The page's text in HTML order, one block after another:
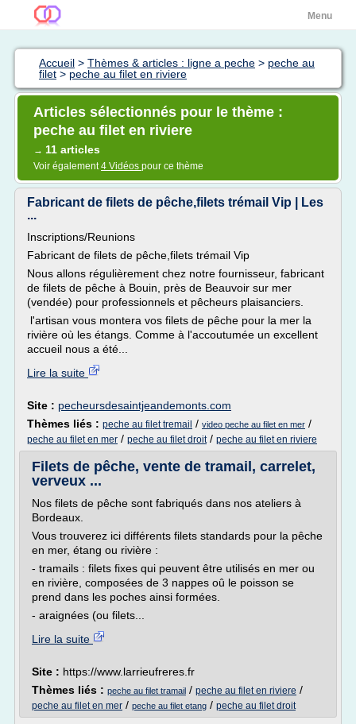
Menu
Accueil > Thèmes & articles : ligne a peche > peche au
filet > peche au filet en riviere
Articles sélectionnés pour le thème :
peche au filet en riviere
→ 11 articles
Voir également4 Vidéos pour ce thème
Fabricant de filets de pêche,filets trémail Vip | Les
...
Inscriptions/Reunions
Fabricant de filets de pêche,filets trémail Vip
Nous allons régulièrement chez notre fournisseur, fabricant
de filets de pêche à Bouin, près de Beauvoir sur mer
(vendée) pour professionnels et pêcheurs plaisanciers.
l'artisan vous montera vos filets de pêche pour la mer la
rivière où les étangs. Comme à l'accoutumée un excellent
accueil nous a été...
Lire la suite
Site : pecheursdesaintjeandemonts.com
Thèmes liés : peche au filet tremail / video peche au filet en mer /
peche au filet en mer / peche au filet droit/ peche au filet en riviere
Filets de pêche, vente de tramail, carrelet,
verveux ...
Nos filets de pêche sont fabriqués dans nos ateliers à
Bordeaux.
Vous trouverez ici différents filets standards pour la pêche
en mer, étang ou rivière :
- tramails : filets fixes qui peuvent être utilisés en mer ou
en rivière, composées de 3 nappes oû le poisson se
prend dans les poches ainsi formées.
- araignées (ou filets...
Lire la suite
Site : https://www.larrieufreres.fr
Thèmes liés : peche au filet tramail / peche au filet en riviere /
peche au filet en mer / peche au filet etang / peche au filet droit